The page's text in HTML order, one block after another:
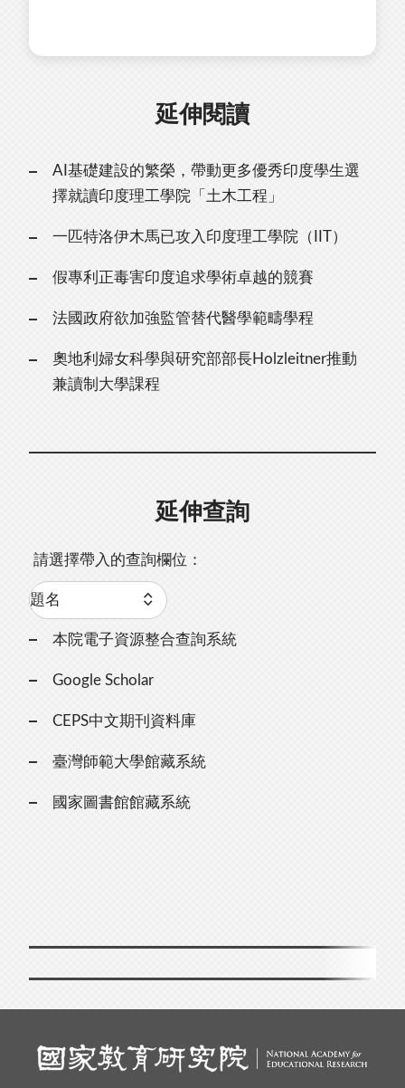
延伸閱讀
AI基礎建設的繁榮，帶動更多優秀印度學生選
擇就讀印度理工學院「土木工程」
一匹特洛伊木馬已攻入印度理工學院（IIT）
假專利正毒害印度追求學術卓越的競賽
法國政府欲加強監管替代醫學範疇學程
奧地利婦女科學與研究部部長Holzleitner推動
兼讀制大學課程
延伸查詢
請選擇帶入的查詢欄位：
本院電子資源整合查詢系統
Google Scholar
CEPS中文期刊資料庫
臺灣師範大學館藏系統
國家圖書館館藏系統